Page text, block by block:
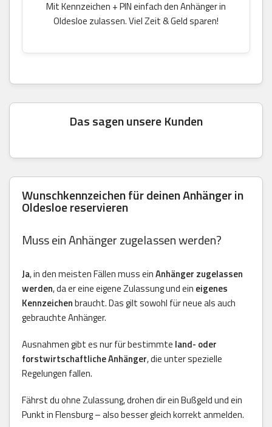
Mit Kennzeichen + PIN einfach den Anhänger in
Oldesloe zulassen. Viel Zeit & Geld sparen!
Das sagen unsere Kunden
Wunschkennzeichen für deinen Anhänger in
Oldesloe reservieren
Muss ein Anhänger zugelassen werden?
Ja, in den meisten Fällen muss einAnhänger zugelassen
werden, da er eine eigene Zulassung und ein eigenes
Kennzeichenbraucht. Das gilt sowohl für neue als auch
gebrauchte Anhänger.
Ausnahmen gibt es nur für bestimmte land- oder
forstwirtschaftliche Anhänger, die unter spezielle
Regelungen fallen.
Fährst du ohne Zulassung, drohen dir ein Bußgeld und ein
Punkt in Flensburg – also besser gleich korrekt anmelden.